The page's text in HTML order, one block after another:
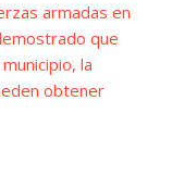
armadas en
que
la
obtener